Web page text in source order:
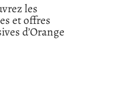
les
et offres
d’Orange